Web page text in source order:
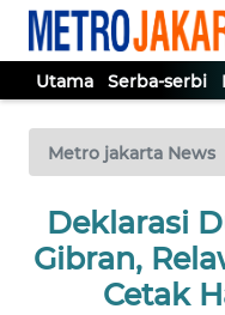
Utama Serba-serbi
Metro jakarta News
Deklarasi
Gibran,
Cetak
TV
Tutup
UTAMA